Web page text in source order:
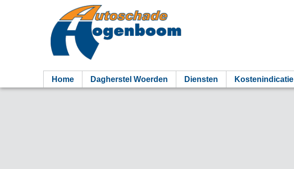
Home Dagherstel Woerden Diensten Kostenindicatie